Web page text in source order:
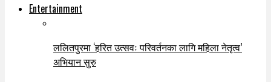
Entertainment
ललितपुरमा ‘हरित उत्सवः परिवर्तनका लागि महिला नेतृत्व’
अभियान सुरु